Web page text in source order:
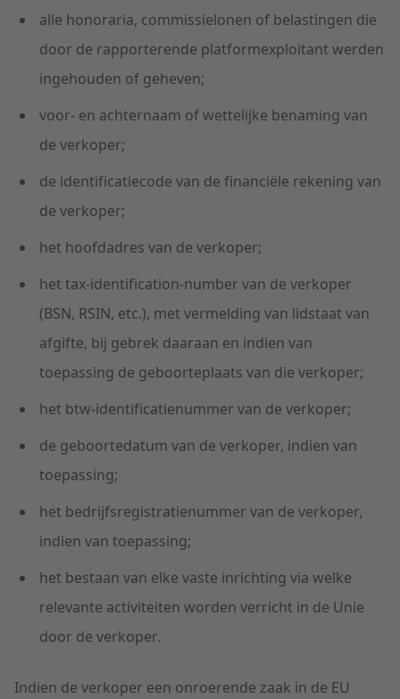
alle honoraria, commissielonen of belastingen die
door de rapporterende platformexploitant werden
ingehouden of geheven;
voor- en achternaam of wettelijke benaming van
de verkoper;
de identificatiecode van de financiële rekening van
de verkoper;
het hoofdadres van de verkoper;
het tax-identification-number van de verkoper
(BSN, RSIN, etc.), met vermelding van lidstaat van
afgifte, bij gebrek daaraan en indien van
toepassing de geboorteplaats van die verkoper;
het btw-identificatienummer van de verkoper;
de geboortedatum van de verkoper, indien van
toepassing;
het bedrijfsregistratienummer van de verkoper,
indien van toepassing;
het bestaan van elke vaste inrichting via welke
relevante activiteiten worden verricht in de Unie
door de verkoper.
Indien de verkoper een onroerende zaak in de EU